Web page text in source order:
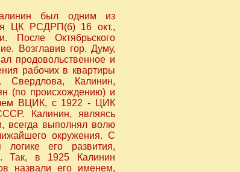
был одним из
ЦК РСДРП(б) 16 окт.,
После Октябрьского
Возглавив гор. Думу,
продовольственное и
рабочих в квартиры
Калинин,
(по происхождению) и
ВЦИК, с 1922 - ЦИК
Калинин, являясь
всегда выполнял волю
окружения. С
логике его развития,
Так, в 1925 Калинин
назвали его именем,